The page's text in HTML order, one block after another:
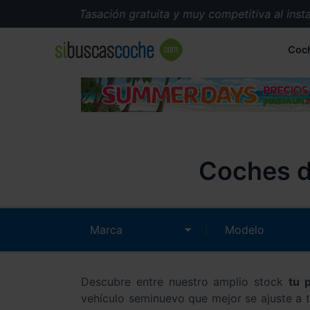
Tasación gratuita y muy competitiva al instante.
Coches
Descubre entre nuestro amplio stock tu
vehículo seminuevo que mejor se ajuste a